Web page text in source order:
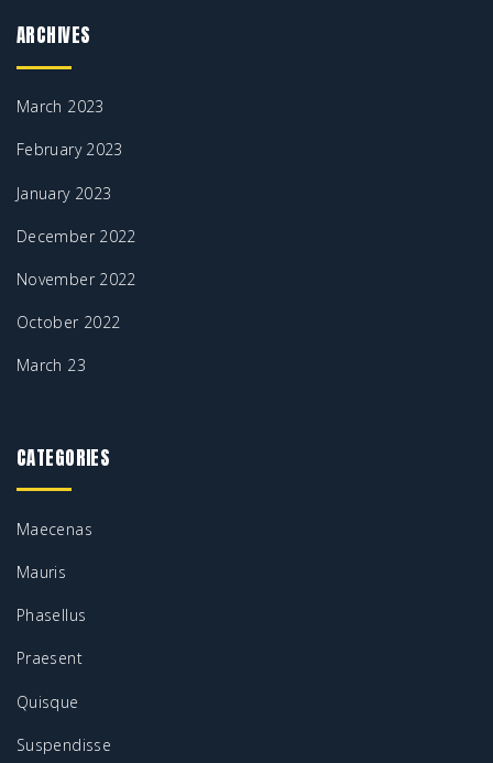
ARCHIVES
March 2023
February 2023
January 2023
December 2022
November 2022
October 2022
March 23
CATEGORIES
Maecenas
Mauris
Phasellus
Praesent
Quisque
Suspendisse